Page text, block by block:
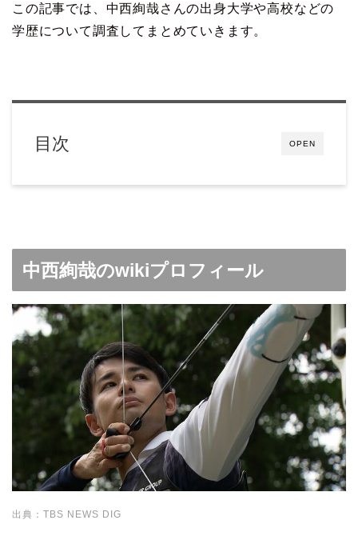
この記事では、中西絢哉さんの出身大学や高校などの
学歴について調査してまとめていきます。
OPEN
目次
中西絢哉のwikiプロフィール
出典：TBS NEWS DIG